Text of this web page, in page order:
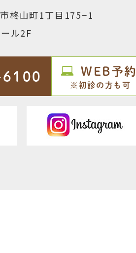
柊山町1丁目175−1
ル2F
WEB予約
※初診の方も可